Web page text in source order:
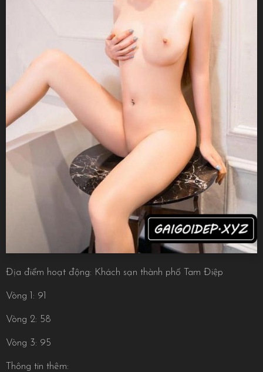
Địa điểm hoạt động: Khách sạn thành phố Tam Điệp
Vòng 1: 91
Vòng 2: 58
Vòng 3: 95
Thông tin thêm: